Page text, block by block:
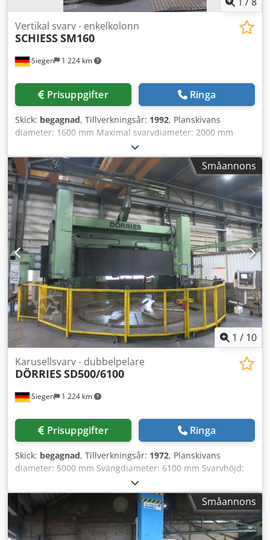
Dkodpsyuqidofx Aa Ujr
Siegen 1 224 km
Vertikal svarv - enkelkolonn
SCHIESSSM160
Prisuppgifter Ringa
Skick: begagnad, Tillverkningsår: 1992, Planskivans
diameter: 1600 mm Maximal svarvdiameter: 2000 mm
Svarvhöjd: 1600 mm Dksdpeyqtnzefx Aa Uor Styrsystem:
Siemens Sinumerik 805 Varvtal: 1-250 varv/min
Bordbelastning: 12000 kg Huvuddriftsenhet: 56 Styrsystem
tillverkare: Siemens, typ Sinumerik 805 Tillbehör och skåp
kan köpas till som extra utrustning. Tekniska data är
uppgifter från tillverkaren eller operatören och är därför
utan förbindelse för oss. Mellanförsäljning förbehålles;
uteslutande våra affärs- och försäljningsvillkor gäller. Om
oss Över 400 egna maskiner i lager Mer än 15 000 m²
lageryta, krankapacitet 70 ton Fler än 10 000 artiklar
tillbehör för din verkstad Vill ni sälja maskiner,
produktionslinjer eller hela företag? Kontakta oss gärna.
Fler erbjudanden hittar du på vår webbplats. Visningar
möjliga enligt överenskommelse. Vi ser fram emot ert
besök. Ditt Markus Hirsch Team
Småannons
1 / 10
Siegen 1 224 km
Karusellsvarv - dubbelpelare
DÖRRIESSD500/6100
Prisuppgifter Ringa
Skick: begagnad, Tillverkningsår: 1972, Planskivans
diameter: 5000 mm Svängdiameter: 6100 mm Svarvhöjd:
2300 mm Styrsystem: Siemens, Typ Sinumerik 840D
Drivning: 55 kW Bordbelastning: 55 t Support: 2
svarvsupporter Stötseldimensioner: 340x340 mm
Bordbelastning: 55000 kg Varvtal: 280 varv/min Nr.:
149/50384 Nytt Siemens-styrsystem typ Sinumerik 840D
Småannons